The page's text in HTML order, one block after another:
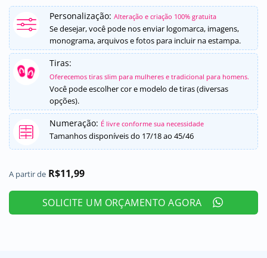
Avaliado
como
de
5, com
baseado em
2
avaliações
de clientes
Personalização: Alteração e criação 100% gratuita
Se desejar, você pode nos enviar logomarca, imagens,
monograma, arquivos e fotos para incluir na estampa.
Tiras:
Oferecemos tiras slim para mulheres e tradicional para homens.
Você pode escolher cor e modelo de tiras (diversas
opções).
Numeração: É livre conforme sua necessidade
Tamanhos disponíveis do 17/18 ao 45/46
A partir de R$11,99
SOLICITE UM ORÇAMENTO AGORA